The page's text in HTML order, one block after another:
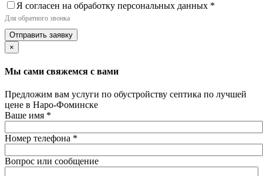
Я согласен на обработку персональных данных *
Для обратного звонка
Отправить заявку
×
Мы сами свяжемся с вами
Предложим вам услуги по обустройству септика по лучшей
цене в Наро-Фоминске
Ваше имя *
Номер телефона *
Вопрос или сообщение